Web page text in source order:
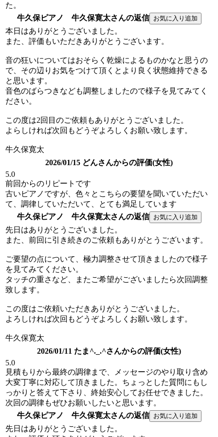
た。
牛久保ピアノ 牛久保寛太さんの返信
本日はありがとうございました。
また、評価もいただきありがとうございます。
音の狂いについてはおそらく乾燥によるものかなと思うの
で、その辺りお気をつけて頂くとより良く状態維持できる
と思います。
音色のばらつきなども調整しましたので様子を見てみてく
ださい。
この度は2回目のご依頼もありがとうございました。
よらしければ次回もどうぞよろしくお願い致します。
牛久保寛太
2026/01/15 どんさんからの評価(女性)
5.0
前回からのリピートです
古いピアノですが、色々とこちらの要望を聞いていただい
て、調律していただいて、とても満足しています
牛久保ピアノ 牛久保寛太さんの返信
先日はありがとうございました。
また、前回に引き続きのご依頼もありがとうございます。
ご要望の点について、極力調整させて頂きましたので様子
を見てみてください。
タッチの重さなど、またご希望がございましたら次回調整
致します。
この度はご依頼いただきありがとうございました。
よろしければ次回もどうぞよろしくお願い致します。
牛久保寛太
2026/01/11 たま^._.^さんからの評価(女性)
5.0
見積もりから最終の調律まで、メッセージのやり取り含め
大変丁寧に対応して頂きました。ちょっとした質問にもし
っかりと答えて下さり、終始安心してお任せできました。
次回の調律もぜひお願いしたいと思います。
牛久保ピアノ 牛久保寛太さんの返信
先日はありがとうございました。